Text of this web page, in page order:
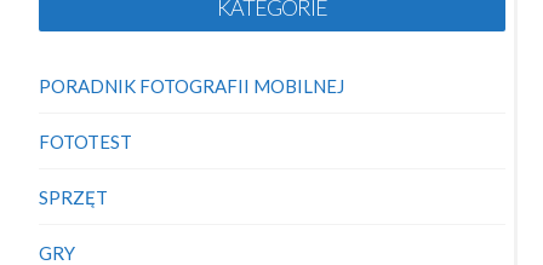
KATEGORIE
PORADNIK FOTOGRAFII MOBILNEJ
FOTOTEST
SPRZĘT
GRY